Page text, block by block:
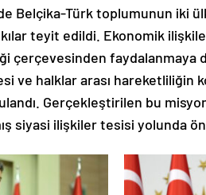
Belçika-Türk toplumunun iki
teyit edildi. Ekonomik
çerçevesinden faydalanmaya
ve halklar arası hareketliliğin
Gerçekleştirilen bu
siyasi ilişkiler tesisi yolunda